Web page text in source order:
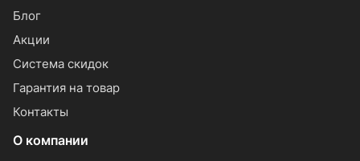
Блог
Акции
Система скидок
Гарантия на товар
Контакты
О компании